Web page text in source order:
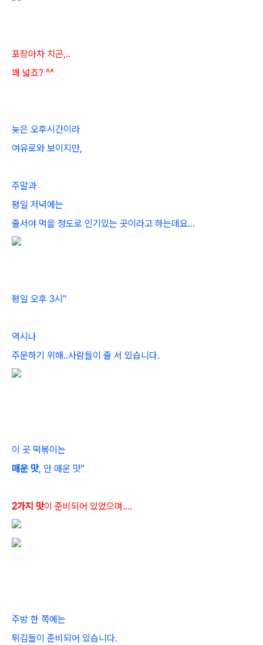
포장마차 치곤,..
꽤 넓죠? ^^
늦은 오후시간이라
여유로와 보이지만,
주말과
평일 저녁에는
줄서야 먹을 정도로 인기있는 곳이라고 하는데요...
평일 오후 3시"
역시나
주문하기 위해..사람들이 줄 서 있습니다.
이 곳 떡볶이는
매운 맛, 안 매운 맛"
2가지 맛이 준비되어 있었으며....
주방 한 쪽에는
튀김들이 준비되어 있습니다.